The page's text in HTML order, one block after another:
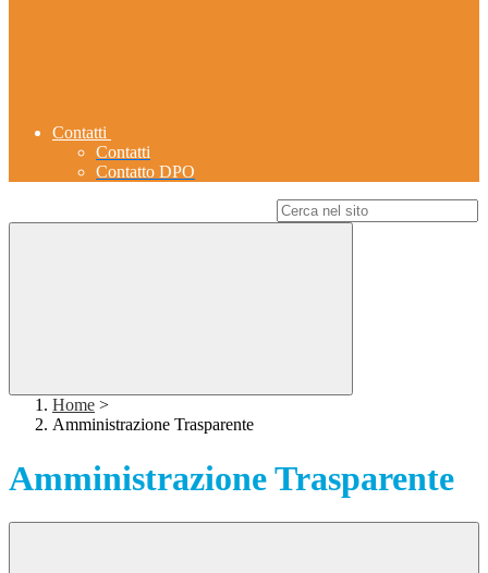
Contatti
Contatti
Contatto DPO
Home >
Amministrazione Trasparente
Amministrazione Trasparente